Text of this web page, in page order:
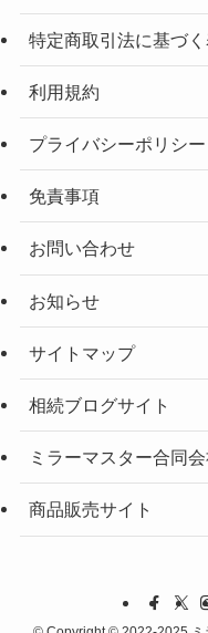
特定商取引法に基づ
利用規約
プライバシーポリシー
免責事項
お問い合わせ
お知らせ
サイトマップ
相続ブログサイト
ミラーマスター合同
商品販売サイト